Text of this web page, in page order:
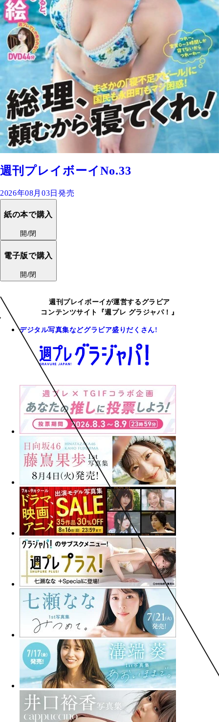
週刊プレイボーイNo.33
2026年08月03日発売
紙の本で購入
開/閉
電子版で購入
開/閉
週刊プレイボーイが運営するグラビア
コンテンツサイト『週プレ グラジャパ！』
デジタル写真集などグラビア盛りだくさん!